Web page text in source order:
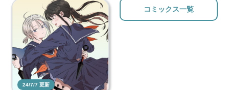
24/7/7 更新
コミックス一覧